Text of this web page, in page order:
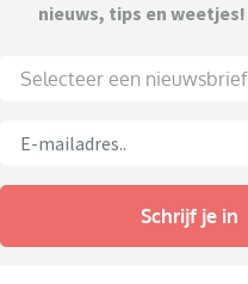
nieuws, tips en weetjes!
Selecteer een nieuwsbrief
Schrijf je in